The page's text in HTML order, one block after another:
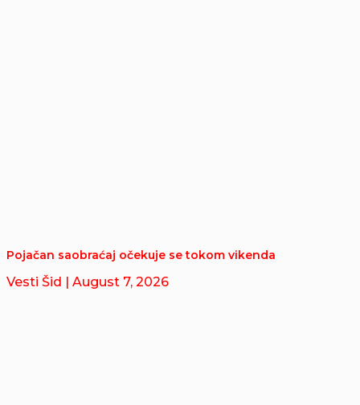
Pojačan saobraćaj očekuje se tokom vikenda
Vesti Šid | August 7, 2026